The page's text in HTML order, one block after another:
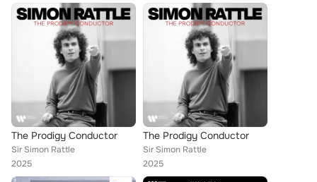
The Prodigy Conductor
Sir Simon Rattle
2025
The Prodigy Conductor
Sir Simon Rattle
2025